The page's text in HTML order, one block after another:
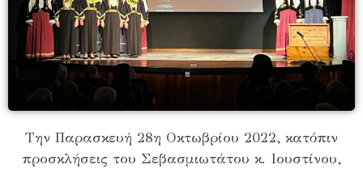
Την Παρασκευή 28η Οκτωβρίου 2022, κατόπιν
προσκλήσεις του Σεβασμιωτάτου κ. Ιουστίνου,